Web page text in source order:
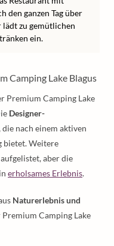
den ganzen Tag über
lädt zu gemütlichen
ein.
Camping Lake Blagus
Premium Camping Lake
Designer-
die nach einem aktiven
bietet. Weitere
aber die
erholsames Erlebnis.
Naturerlebnis und
Camping Lake